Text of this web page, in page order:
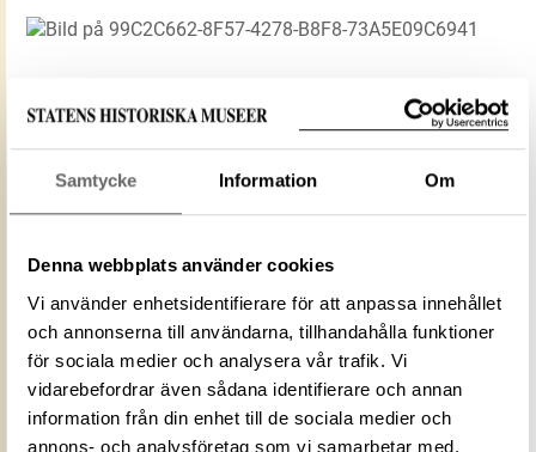
Samtycke Information Om
Denna webbplats använder cookies
Vi använder enhetsidentifierare för att anpassa innehållet
och annonserna till användarna, tillhandahålla funktioner
för sociala medier och analysera vår trafik. Vi
vidarebefordrar även sådana identifierare och annan
information från din enhet till de sociala medier och
annons- och analysföretag som vi samarbetar med.
Media: Historiska museet. Historiska
museet/SHM, (PDM)
Upphovsrätten till detta verk har gått ut och är
upphovsperson om denne är känd.
LADDA NER MEDIA